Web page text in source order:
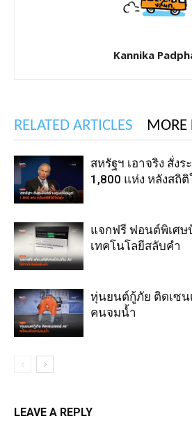
Kannika
RELATED ARTICLES MORE
สหรัฐฯ เอาจริง สั่ง
1,800 แห่ง หลังสถิ
แจกฟรี ฟอนต์พิเศษ
เทคโนโลยีสลับคำ
หุ่นยนต์กู้ภัย ติดเซน
คนจมน้ำ
LEAVE A REPLY